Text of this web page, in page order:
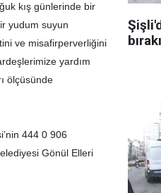
kış günlerinde bir
yudum suyun
ve misafirperverliğini
yardım
ölçüsünde
444 0 906
Gönül Elleri